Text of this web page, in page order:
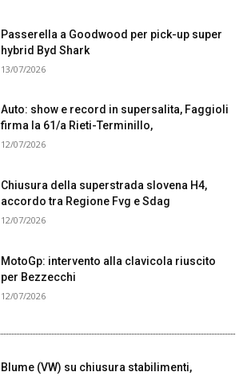
Passerella a Goodwood per pick-up super
hybrid Byd Shark
13/07/2026
Auto: show e record in supersalita, Faggioli
firma la 61/a Rieti-Terminillo,
12/07/2026
Chiusura della superstrada slovena H4,
accordo tra Regione Fvg e Sdag
12/07/2026
MotoGp: intervento alla clavicola riuscito
per Bezzecchi
12/07/2026
Blume (VW) su chiusura stabilimenti,